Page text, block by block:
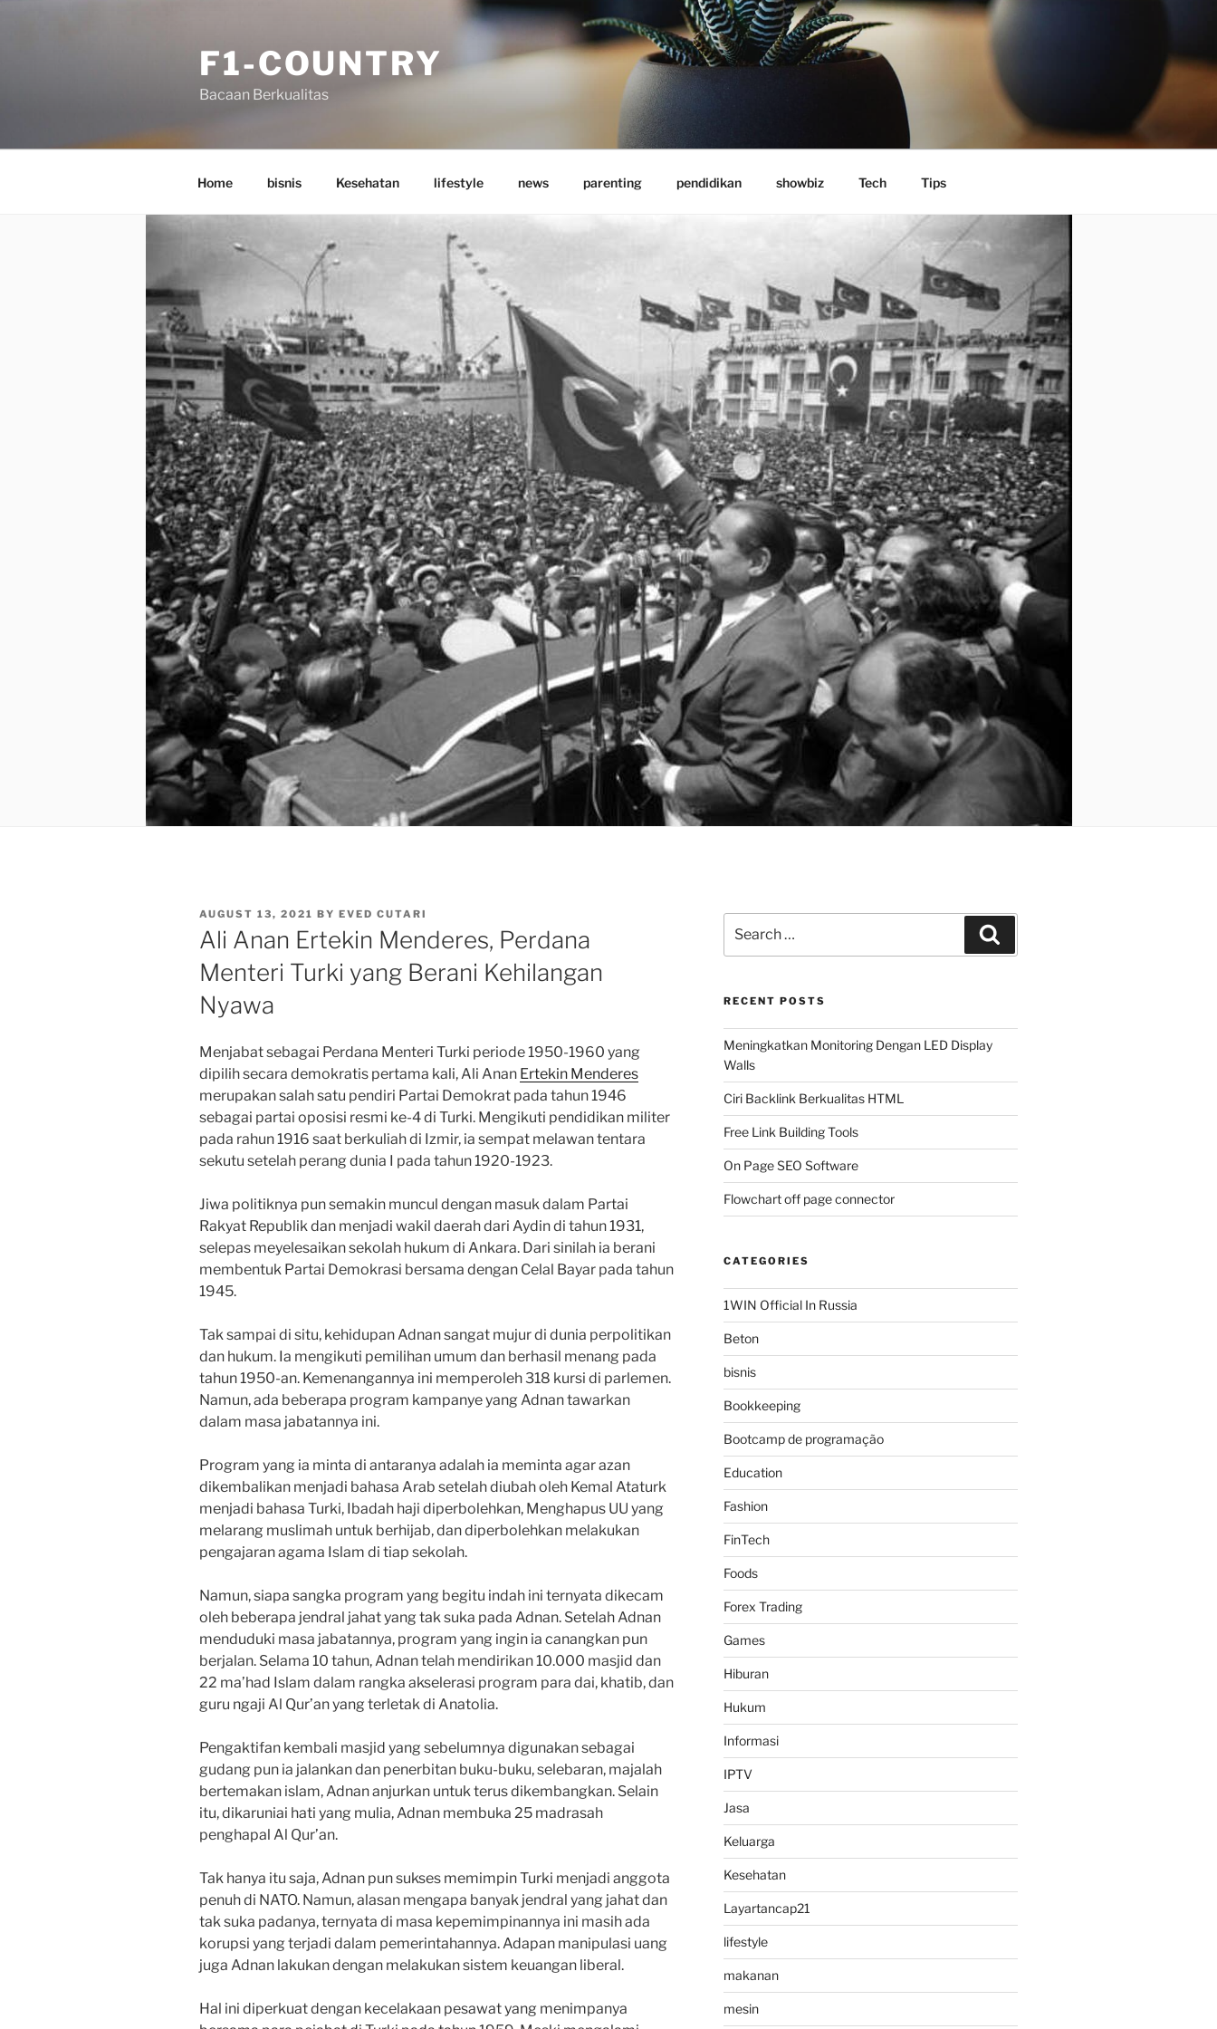
F1-COUNTRY
Bacaan Berkualitas
Home bisnis Kesehatan lifestyle news parenting pendidikan showbiz Tech Tips
POSTED
ON
AUGUST 13, 2021 BY EVED CUTARI
Ali Anan Ertekin Menderes, Perdana
Menteri Turki yang Berani Kehilangan
Nyawa
Menjabat sebagai Perdana Menteri Turki periode 1950-1960 yang
dipilih secara demokratis pertama kali, Ali Anan Ertekin Menderes
merupakan salah satu pendiri Partai Demokrat pada tahun 1946
sebagai partai oposisi resmi ke-4 di Turki. Mengikuti pendidikan militer
pada rahun 1916 saat berkuliah di Izmir, ia sempat melawan tentara
sekutu setelah perang dunia I pada tahun 1920-1923.
Jiwa politiknya pun semakin muncul dengan masuk dalam Partai
Rakyat Republik dan menjadi wakil daerah dari Aydin di tahun 1931,
selepas meyelesaikan sekolah hukum di Ankara. Dari sinilah ia berani
membentuk Partai Demokrasi bersama dengan Celal Bayar pada tahun
1945.
Tak sampai di situ, kehidupan Adnan sangat mujur di dunia perpolitikan
dan hukum. Ia mengikuti pemilihan umum dan berhasil menang pada
tahun 1950-an. Kemenangannya ini memperoleh 318 kursi di parlemen.
Namun, ada beberapa program kampanye yang Adnan tawarkan
dalam masa jabatannya ini.
Program yang ia minta di antaranya adalah ia meminta agar azan
dikembalikan menjadi bahasa Arab setelah diubah oleh Kemal Ataturk
menjadi bahasa Turki, Ibadah haji diperbolehkan, Menghapus UU yang
melarang muslimah untuk berhijab, dan diperbolehkan melakukan
pengajaran agama Islam di tiap sekolah.
Namun, siapa sangka program yang begitu indah ini ternyata dikecam
oleh beberapa jendral jahat yang tak suka pada Adnan. Setelah Adnan
menduduki masa jabatannya, program yang ingin ia canangkan pun
berjalan. Selama 10 tahun, Adnan telah mendirikan 10.000 masjid dan
22 ma’had Islam dalam rangka akselerasi program para dai, khatib, dan
guru ngaji Al Qur’an yang terletak di Anatolia.
Pengaktifan kembali masjid yang sebelumnya digunakan sebagai
gudang pun ia jalankan dan penerbitan buku-buku, selebaran, majalah
bertemakan islam, Adnan anjurkan untuk terus dikembangkan. Selain
itu, dikaruniai hati yang mulia, Adnan membuka 25 madrasah
penghapal Al Qur’an.
Tak hanya itu saja, Adnan pun sukses memimpin Turki menjadi anggota
penuh di NATO. Namun, alasan mengapa banyak jendral yang jahat dan
tak suka padanya, ternyata di masa kepemimpinannya ini masih ada
korupsi yang terjadi dalam pemerintahannya. Adapan manipulasi uang
juga Adnan lakukan dengan melakukan sistem keuangan liberal.
Hal ini diperkuat dengan kecelakaan pesawat yang menimpanya
for:
RECENT POSTS
Meningkatkan Monitoring Dengan LED Display
Walls
Ciri Backlink Berkualitas HTML
Free Link Building Tools
On Page SEO Software
Flowchart off page connector
CATEGORIES
1WIN Official In Russia
Beton
bisnis
Bookkeeping
Bootcamp de programação
Education
Fashion
FinTech
Foods
Forex Trading
Games
Hiburan
Hukum
Informasi
IPTV
Jasa
Keluarga
Kesehatan
Layartancap21
lifestyle
makanan
mesin